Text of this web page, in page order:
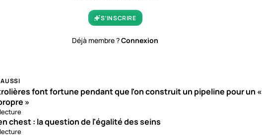
S’INSCRIRE
Déjà membre ?Connexion
font fortune pendant que l'on construit un pipeline pour un «
»
chest : la question de l'égalité des seins